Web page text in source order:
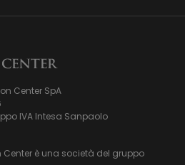
Center SpA
IVA Intesa Sanpaolo
è una società del gruppo
e controllo ex Dlgs.